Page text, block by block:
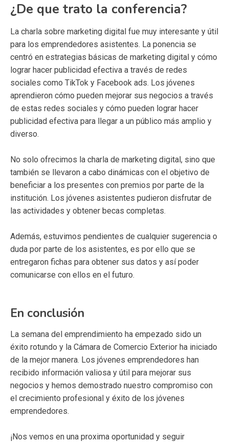
¿De que trato la conferencia?
La charla sobre marketing digital fue muy interesante y útil
para los emprendedores asistentes. La ponencia se
centró en estrategias básicas de marketing digital y cómo
lograr hacer publicidad efectiva a través de redes
sociales como TikTok y Facebook ads. Los jóvenes
aprendieron cómo pueden mejorar sus negocios a través
de estas redes sociales y cómo pueden lograr hacer
publicidad efectiva para llegar a un público más amplio y
diverso.
No solo ofrecimos la charla de marketing digital, sino que
también se llevaron a cabo dinámicas con el objetivo de
beneficiar a los presentes con premios por parte de la
institución. Los jóvenes asistentes pudieron disfrutar de
las actividades y obtener becas completas.
Además, estuvimos pendientes de cualquier sugerencia o
duda por parte de los asistentes, es por ello que se
entregaron fichas para obtener sus datos y así poder
comunicarse con ellos en el futuro.
En conclusión
La semana del emprendimiento ha empezado sido un
éxito rotundo y la Cámara de Comercio Exterior ha iniciado
de la mejor manera. Los jóvenes emprendedores han
recibido información valiosa y útil para mejorar sus
negocios y hemos demostrado nuestro compromiso con
el crecimiento profesional y éxito de los jóvenes
emprendedores.
¡Nos vemos en una proxima oportunidad y seguir